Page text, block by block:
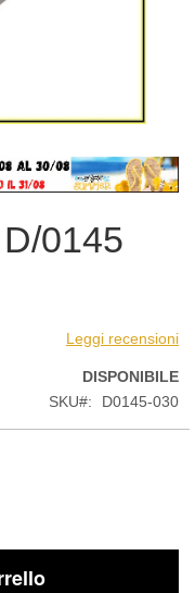
0145
Leggi recensioni
DISPONIBILE
SKU
D0145-030